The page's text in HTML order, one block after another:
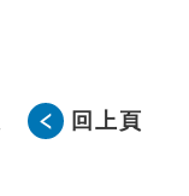
回上頁